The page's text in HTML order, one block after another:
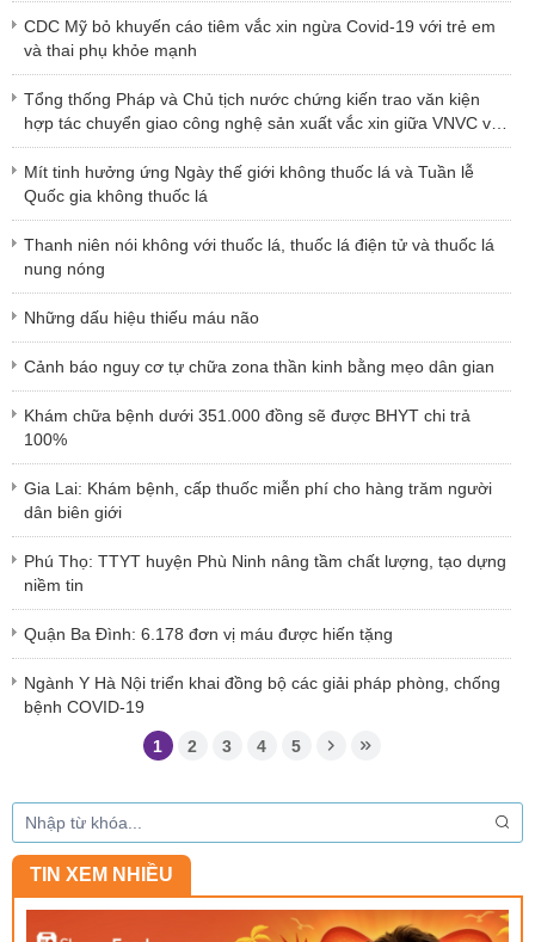
CDC Mỹ bỏ khuyến cáo tiêm vắc xin ngừa Covid-19 với trẻ em
và thai phụ khỏe mạnh
Tổng thống Pháp và Chủ tịch nước chứng kiến trao văn kiện
hợp tác chuyển giao công nghệ sản xuất vắc xin giữa VNVC và
Sanofi
Mít tinh hưởng ứng Ngày thế giới không thuốc lá và Tuần lễ
Quốc gia không thuốc lá
Thanh niên nói không với thuốc lá, thuốc lá điện tử và thuốc lá
nung nóng
Những dấu hiệu thiếu máu não
Cảnh báo nguy cơ tự chữa zona thần kinh bằng mẹo dân gian
Khám chữa bệnh dưới 351.000 đồng sẽ được BHYT chi trả
100%
Gia Lai: Khám bệnh, cấp thuốc miễn phí cho hàng trăm người
dân biên giới
Phú Thọ: TTYT huyện Phù Ninh nâng tầm chất lượng, tạo dựng
niềm tin
Quận Ba Đình: 6.178 đơn vị máu được hiến tặng
Ngành Y Hà Nội triển khai đồng bộ các giải pháp phòng, chống
bệnh COVID-19
1 2 3 4 5
TIN XEM NHIỀU